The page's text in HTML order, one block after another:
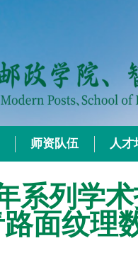
师资队伍 人才
系列学
面纹理